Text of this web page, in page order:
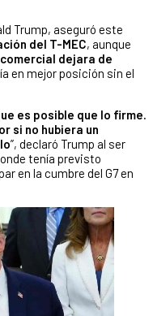
Trump, aseguró este
del T-MEC, aunque
dejara de
en mejor posición sin el
es posible que lo firme.
si no hubiera un
”, declaró Trump al ser
tenía previsto
en la cumbre del G7 en